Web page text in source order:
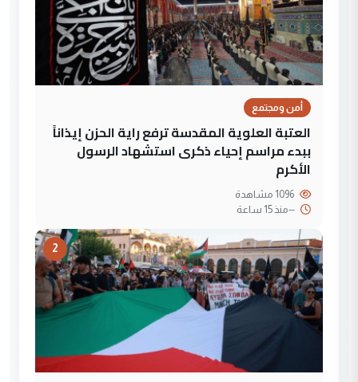
أمن ومجتمع
العتبة العلوية المقدسة ترفع راية الحزن إيذاناً
ببدء مراسم إحياء ذكرى استشهاد الرسول
الأكرم
--منذ 15 ساعة
2